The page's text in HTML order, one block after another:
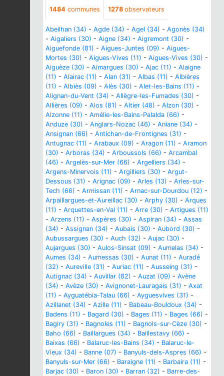
1484 communes 1278 observateurs
Abeilhan (34) - Agde (34) - Agel (34) - Agonès (34)
- Aigaliers (30) - Aigne (34) - Aigremont (30) -
Aiguefonde (81) - Aigues-Juntes (09) - Aigues-
Mortes (30) - Aigues-Vives (11) - Aigues-Vives (30) -
Aiguèze (30) - Aimargues (30) - Ajac (11) - Alaigne
(11) - Alairac (11) - Alan (31) - Albas (11) - Albières
(11) - Albiès (09) - Alès (30) - Alet-les-Bains (11) -
Alignan-du-Vent (34) - Allègre-les-Fumades (30) -
Allières (09) - Alos (81) - Altier (48) - Alzon (30) -
Alzonne (11) - Amélie-les-Bains-Palalda (66) -
Anduze (30) - Anglars-Nozac (46) - Aniane (34) -
Ansignan (66) - Antichan-de-Frontignes (31) -
Antugnac (11) - Arabaux (09) - Aragon (11) - Aramon
(30) - Arboras (34) - Arboussols (66) - Arcambal
(46) - Argelès-sur-Mer (66) - Argelliers (34) -
Argens-Minervois (11) - Argilliers (30) - Argut-
Dessous (31) - Arignac (09) - Arles (13) - Arles-sur-
Tech (66) - Armissan (11) - Arnac-sur-Dourdou (12) -
Arpaillargues-et-Aureillac (30) - Arphy (30) - Arques
(11) - Arquettes-en-Val (11) - Arre (30) - Artigues (11)
- Arzens (11) - Aspères (30) - Aspiran (34) - Assas
(34) - Assignan (34) - Aubais (30) - Aubord (30) -
Aubussargues (30) - Auch (32) - Aujac (30) -
Aujargues (30) - Aulos-Sinsat (09) - Aumelas (34) -
Aumes (34) - Aumessas (30) - Aunat (11) - Auradé
(32) - Aureville (31) - Auriac (11) - Ausseing (31) -
Autignac (34) - Auvillar (82) - Auzat (09) - Avène
(34) - Avèze (30) - Avignonet-Lauragais (31) - Axat
(11) - Ayguatébia-Talau (66) - Ayguesvives (31) -
Azillanet (34) - Azille (11) - Babeau-Bouldoux (34) -
Badens (11) - Bagard (30) - Bages (11) - Bages (66) -
Bagiry (31) - Bagnoles (11) - Bagnols-sur-Cèze (30) -
Baho (66) - Baillargues (34) - Baillestavy (66) -
Baixas (66) - Balaruc-les-Bains (34) - Balaruc-le-
Vieux (34) - Banne (07) - Banyuls-dels-Aspres (66) -
Banyuls-sur-Mer (66) - Baraigne (11) - Barbaira (11) -
Barjac (30) - Baron (30) - Barran (32) - Barre-des-